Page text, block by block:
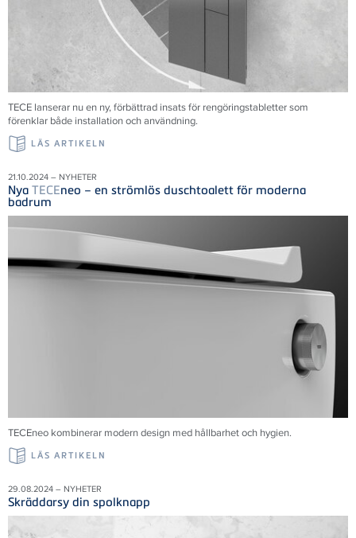
TECE lanserar nu en ny, förbättrad insats för rengöringstabletter som
förenklar både installation och användning.
LÄS ARTIKELN
21.10.2024 – NYHETER
Nya TECEneo – en strömlös duschtoalett för moderna
badrum
TECEneo kombinerar modern design med hållbarhet och hygien.
LÄS ARTIKELN
29.08.2024 – NYHETER
Skräddarsy din spolknapp